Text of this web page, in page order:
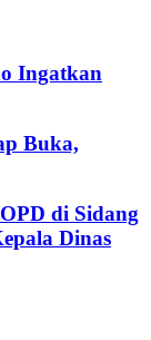
Ingatkan
Buka,
di Sidang
Dinas